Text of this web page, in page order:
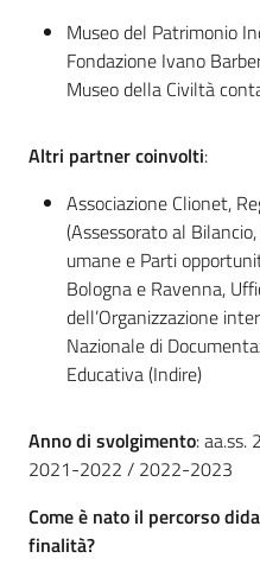
Museo del Patrimonio
Fondazione Ivano
Museo della Civiltà
Altri partner coinvolti:
Associazione Clionet,
(Assessorato al
umane e Parti
Bologna e Ravenna,
dell’Organizzazione
Nazionale di
Educativa (Indire)
Anno di svolgimento:
2021-2022 / 2022-2023
Come è nato il percorso
finalità?